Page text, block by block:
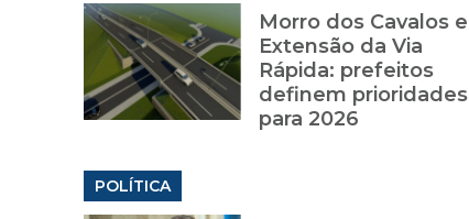
Morro dos Cavalos e
Extensão da Via
Rápida: prefeitos
definem prioridades
para 2026
POLÍTICA